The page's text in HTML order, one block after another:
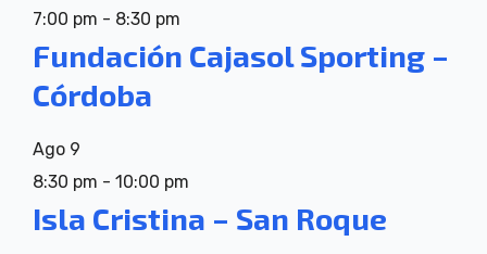
7:00 pm - 8:30 pm
Fundación Cajasol Sporting –
Córdoba
Ago 9
8:30 pm - 10:00 pm
Isla Cristina – San Roque